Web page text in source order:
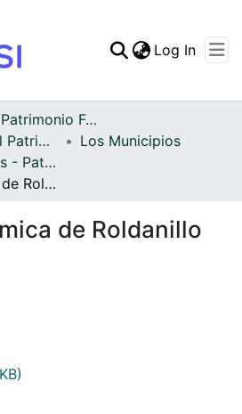
Statistics
Log In
Archivo del Patrimonio Fotográfico y Fílmico del Valle del Cauca
Fondo Archivo del Patrimonio Fotográfico y Fílmico del Valle del Cauca
Los Municipios
APFFVC - Edificios - Patrimonial
Vista panorámica de Roldanillo
de Roldanillo